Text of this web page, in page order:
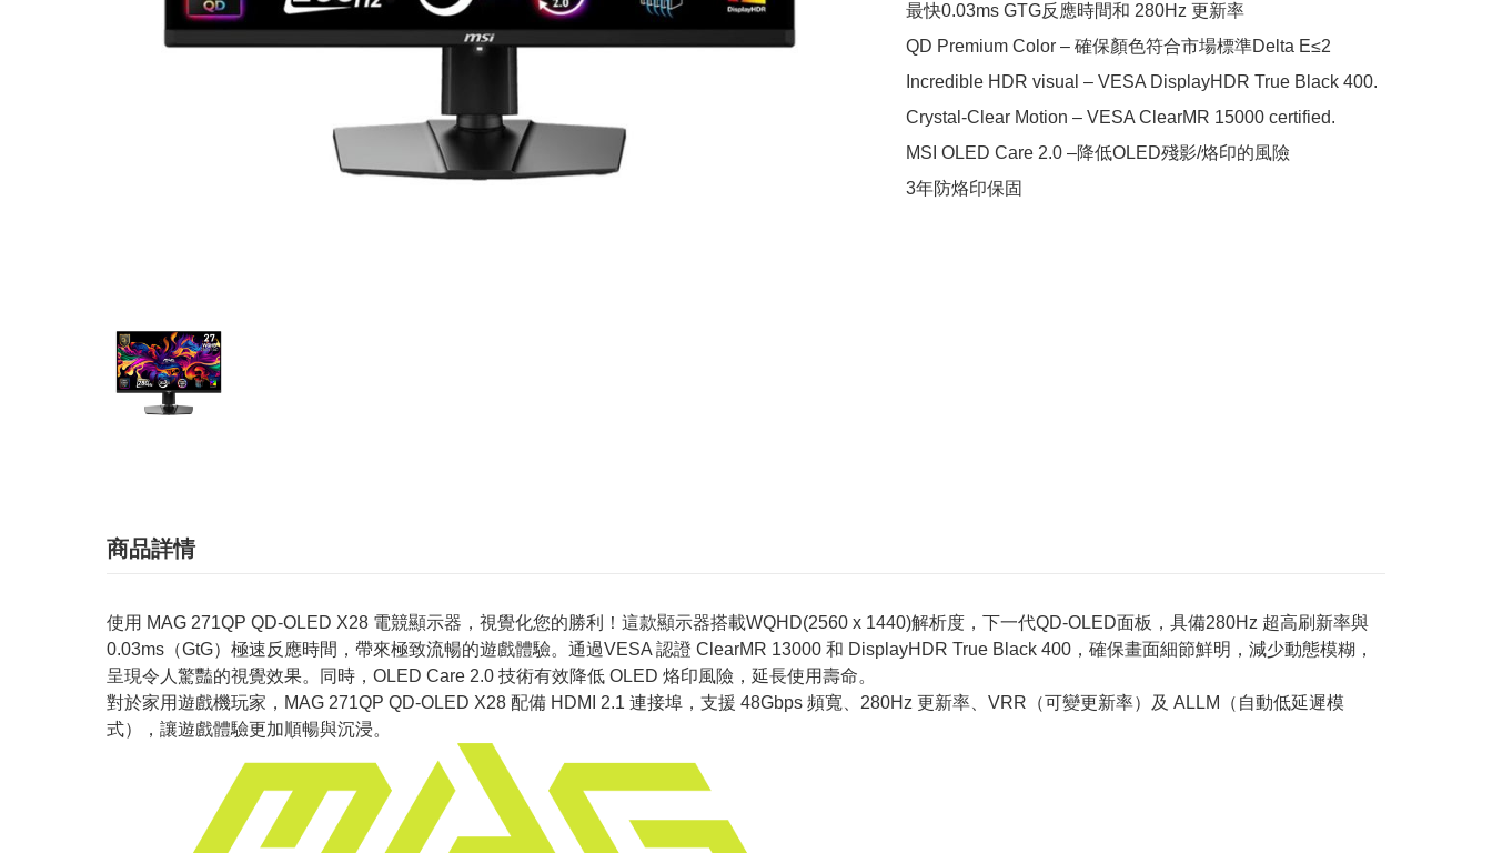
最快0.03ms GTG反應時間和 280Hz 更新率
QD Premium Color – 確保顏色符合市場標準Delta E≤2
Incredible HDR visual – VESA DisplayHDR True Black 400.
Crystal-Clear Motion – VESA ClearMR 15000 certified.
MSI OLED Care 2.0 –降低OLED殘影/烙印的風險
3年防烙印保固
商品詳情
使用 MAG 271QP QD-OLED X28 電競顯示器，視覺化您的勝利！這款顯示器搭載WQHD(2560 x 1440)解析度，下一代QD-OLED面板，具備280Hz 超高刷新率與
0.03ms（GtG）極速反應時間，帶來極致流暢的遊戲體驗。通過VESA 認證 ClearMR 13000 和 DisplayHDR True Black 400，確保畫面細節鮮明，減少動態模糊，
呈現令人驚豔的視覺效果。同時，OLED Care 2.0 技術有效降低 OLED 烙印風險，延長使用壽命。
對於家用遊戲機玩家，MAG 271QP QD-OLED X28 配備 HDMI 2.1 連接埠，支援 48Gbps 頻寬、280Hz 更新率、VRR（可變更新率）及 ALLM（自動低延遲模
式），讓遊戲體驗更加順暢與沉浸。